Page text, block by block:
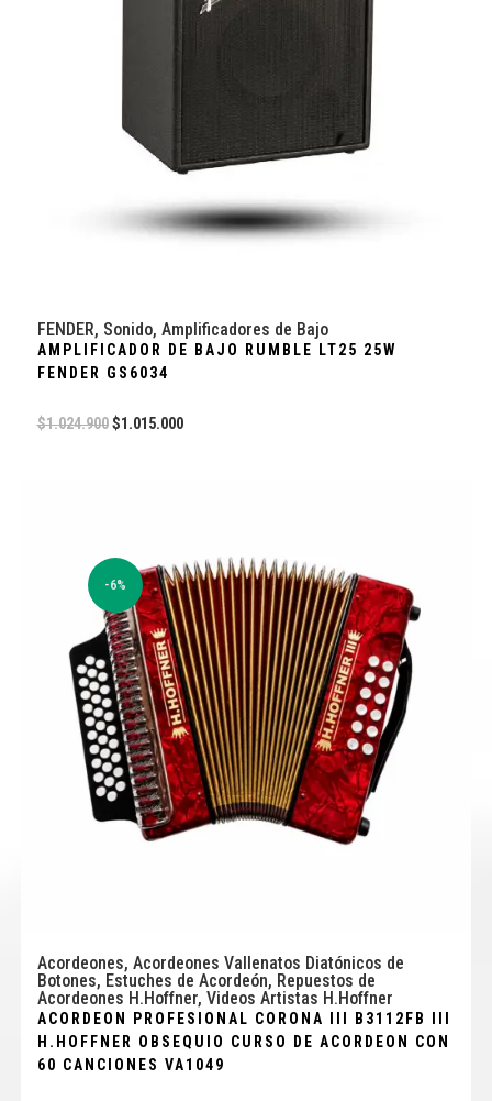
FENDER, Sonido, Amplificadores de Bajo
AMPLIFICADOR DE BAJO RUMBLE LT25 25W
FENDER GS6034
$1.024.900 $1.015.000
-6%
Acordeones, Acordeones Vallenatos Diatónicos de
Botones, Estuches de Acordeón, Repuestos de
Acordeones H.Hoffner, Videos Artistas H.Hoffner
ACORDEON PROFESIONAL CORONA III B3112FB III
H.HOFFNER OBSEQUIO CURSO DE ACORDEON CON
60 CANCIONES VA1049